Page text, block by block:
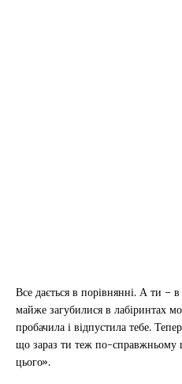
Все дається в порівнянні. А ти –
майже загубилися в лабіринтах
пробачила і відпустила тебе.
що зараз ти теж по-
цього».